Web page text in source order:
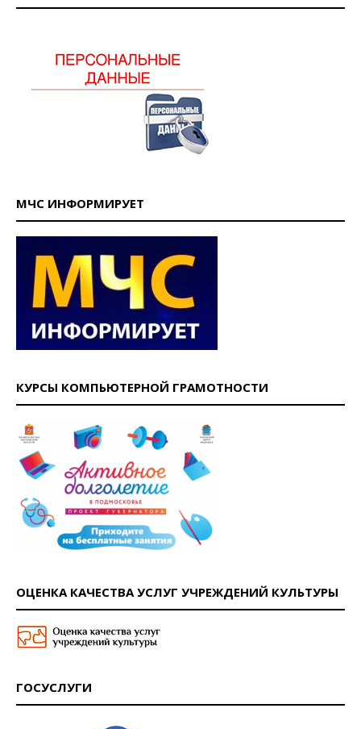
МЧС ИНФОРМИРУЕТ
КУРСЫ КОМПЬЮТЕРНОЙ ГРАМОТНОСТИ
ОЦЕНКА КАЧЕСТВА УСЛУГ УЧРЕЖДЕНИЙ КУЛЬТУРЫ
ГОСУСЛУГИ